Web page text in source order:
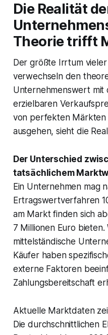
Die Realität
Theorie trifft
Der größte Irrtum
verwechseln den
Unternehmenswert mit
erzielbaren
von perfekten Märkten
ausgehen, sieht die
Der Unterschied
tatsächlichem
Ein Unternehmen mag
Ertragswertverfahren
am Markt finden sich
7 Millionen Euro
mittelständische
Käufer haben
externe Faktoren
Zahlungsbereitschaft
Aktuelle Marktdaten
Die durchschnittlichen